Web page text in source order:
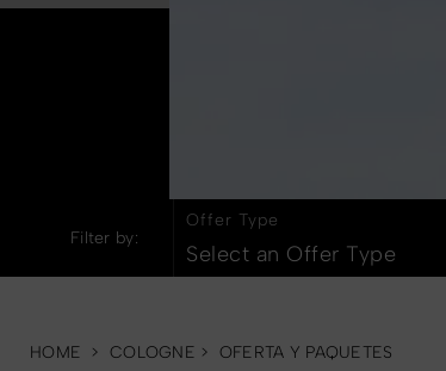
Filter by:
Offer Type
Select an Offer Type
HOME > COLOGNE > OFERTA Y PAQUETES